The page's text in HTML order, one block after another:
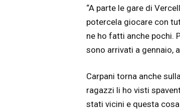
“A parte le gare di
potercela giocare con
ne ho fatti anche pochi.
sono arrivati a gennaio,
Carpani torna anche
ragazzi li ho visti
stati vicini e questa cosa